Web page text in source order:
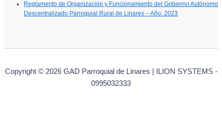
Reglamento de Organización y Funcionamiento del Gobierno Autónomo
Descentralizado Parroquial Rural de Linares – Año: 2023
Copyright © 2026 GAD Parroquial de Linares | ILION SYSTEMS -
0995032333